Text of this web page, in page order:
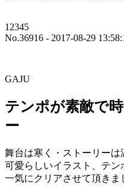
12345
No.36916 - 2017-08-29
GAJU
テンポが素敵で
ー
舞台は寒く・ストーリーは
可愛らしいイラスト、テ
一気にクリアさせて頂きま